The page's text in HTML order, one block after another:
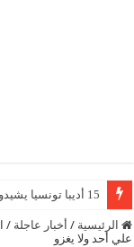
15 أديبا تونسيا يشيدون بتكريم الشاعر علي الدرورة
الرئيسية / أخبار عاجلة /
علي أحد ولا يغزو